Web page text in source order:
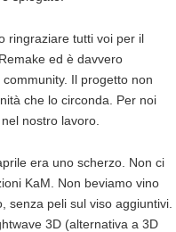
ringraziare tutti voi per il
ed è davvero
Il progetto non
che lo circonda. Per noi
nostro lavoro.
era uno scherzo. Non ci
KaM. Non beviamo vino
senza peli sul viso aggiuntivi.
3D (alternativa a 3D